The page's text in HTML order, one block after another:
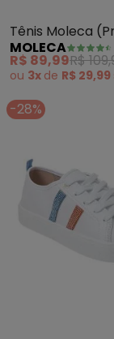
Tênis Moleca
Tecido
MOLECA
R$ 89,99R$
ou 3x de R$ 29,99
-28%